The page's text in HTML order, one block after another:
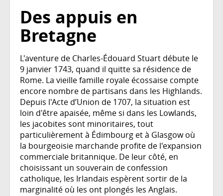
Des appuis en
Bretagne
L'aventure de Charles-Édouard Stuart débute le
9 janvier 1743, quand il quitte sa résidence de
Rome. La vieille famille royale écossaise compte
encore nombre de partisans dans les Highlands.
Depuis l'Acte d’Union de 1707, la situation est
loin d'être apaisée, même si dans les Lowlands,
les jacobites sont minoritaires, tout
particulièrement à Édimbourg et à Glasgow où
la bourgeoisie marchande profite de l'expansion
commerciale britannique. De leur côté, en
choisissant un souverain de confession
catholique, les Irlandais espèrent sortir de la
marginalité où les ont plongés les Anglais.